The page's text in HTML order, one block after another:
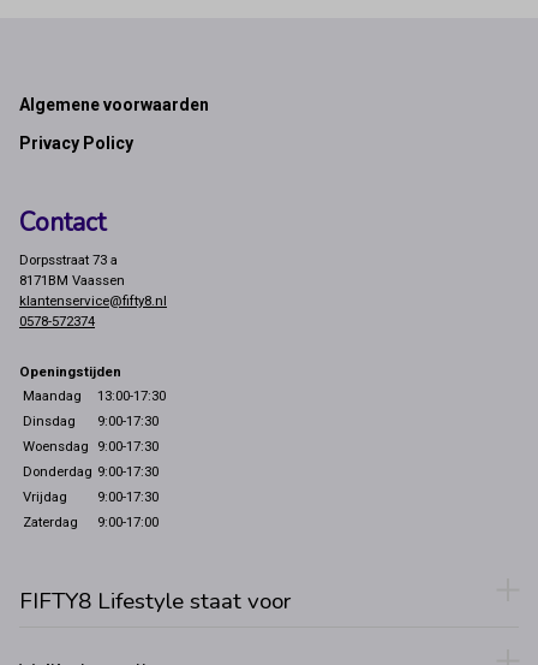
Footer
Algemene voorwaarden
Privacy Policy
Contact
Dorpsstraat 73 a
8171BM Vaassen
klantenservice@fifty8.nl
0578-572374
Openingstijden
Maandag
13:00-17:30
Dinsdag
9:00-17:30
Woensdag
9:00-17:30
Donderdag 9:00-17:30
Vrijdag
9:00-17:30
Zaterdag
9:00-17:00
FIFTY8 Lifestyle staat voor